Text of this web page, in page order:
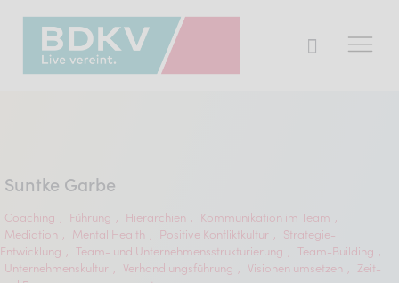
Suntke Garbe
Coaching , Führung , Hierarchien , Kommunikation im Team ,
Mediation , Mental Health , Positive Konfliktkultur , Strategie-
Entwicklung , Team- und Unternehmensstrukturierung , Team-Building ,
Unternehmenskultur , Verhandlungsführung , Visionen umsetzen , Zeit-
Themen & Markt
Presse
Services
Mitglied werden